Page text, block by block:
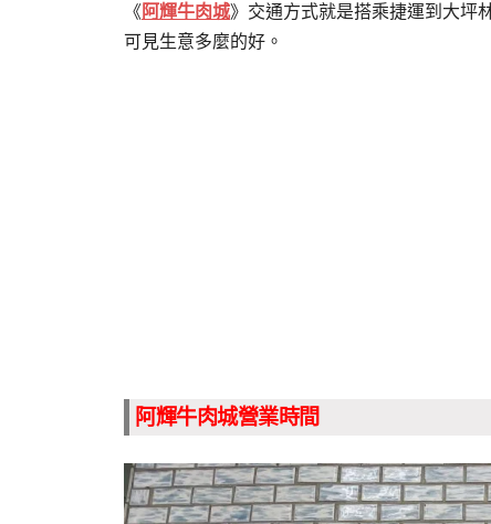
《 阿輝牛肉城》交通方式就是搭乘捷運到大坪
可見生意多麼的好。
阿輝牛肉城營業時間